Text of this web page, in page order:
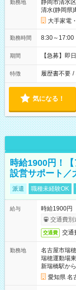
勤務地
静岡市清水区
清水(静岡県
大手家電
勤務時間 8:30～
期間 【急募】即
特徴 履歴書不要 /
気になる！
時給1900円！
設営サポート／
派遣 職種未経験OK
給与
時給1900円
交通費別
交通費 交通
勤務地
名古屋市瑞
瑞穂運動場
新瑞橋駅か
愛知県 名